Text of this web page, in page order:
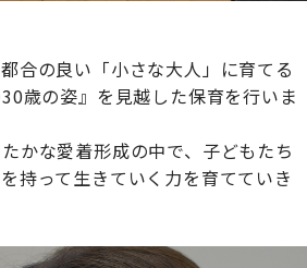
んグループは女性が安心して働き
取り組んでおり、厚生労働省の
合の良い「小さな大人」に育てる
歳の姿』を見越した保育を行いま
かな愛着形成の中で、子どもたち
持って生きていく力を育てていき